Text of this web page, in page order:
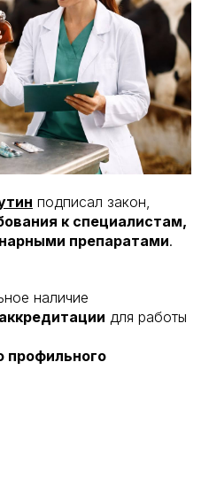
подписал закон,
к специалистам,
препаратами.
наличие
для работы
профильного